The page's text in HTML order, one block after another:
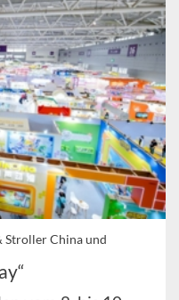
Stroller China und